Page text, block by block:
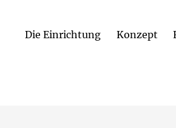
Die Einrichtung Konzept